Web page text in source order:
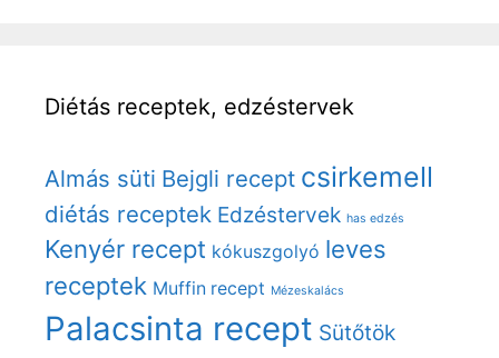
Diétás receptek, edzéstervek
Almás süti Bejgli recept csirkemell
diétás receptek Edzéstervek has edzés
Kenyér recept kókuszgolyó leves
receptek Muffin recept Mézeskalács
Palacsinta recept Sütőtök